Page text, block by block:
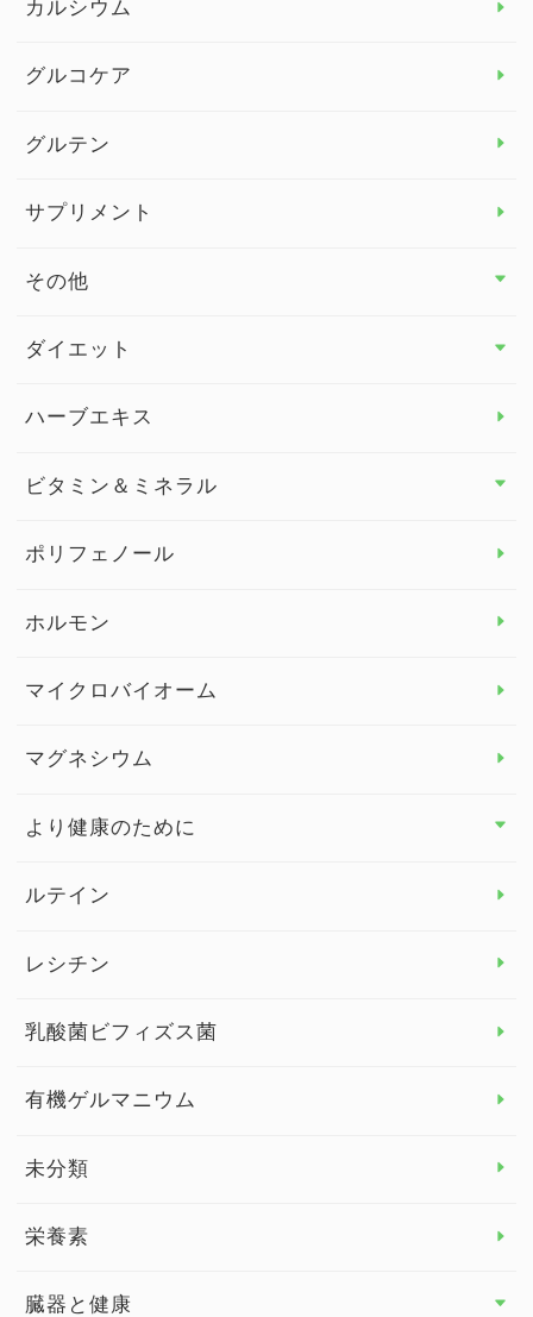
カルシウム
グルコケア
グルテン
サプリメント
その他
その他 トップ
健康セミナー
ダイエット
ダイエット トップ
ハーブエキス
ビタミン＆ミネラル
ビタミン＆ミネラル トップ
ビタミンE
ポリフェノール
ホルモン
マイクロバイオーム
マグネシウム
より健康のために
より健康のために トップ
眼の健康
睡眠
ルテイン
レシチン
乳酸菌ビフィズス菌
有機ゲルマニウム
未分類
栄養素
臓器と健康